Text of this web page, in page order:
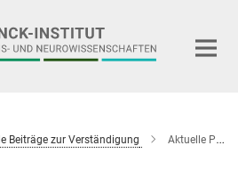
Beiträge zur Verständigung Aktuelle Projekte